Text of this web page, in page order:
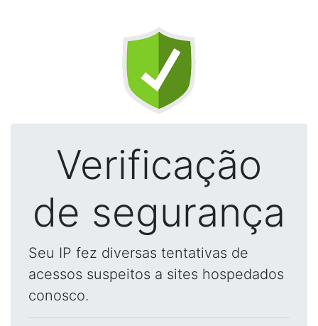
Verificação
de segurança
Seu IP fez diversas tentativas de
acessos suspeitos a sites hospedados
conosco.